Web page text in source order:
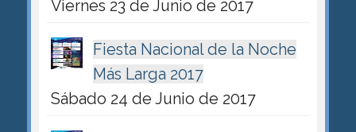
Viernes 23 de Junio de 2017
Fiesta Nacional de la Noche
Más Larga 2017
Sábado 24 de Junio de 2017